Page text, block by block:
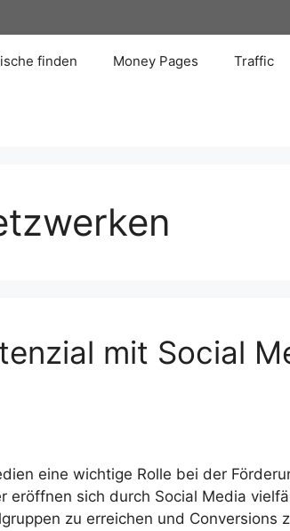
finden Money Pages Traffic
mit Social
eine wichtige Rolle bei der
eröffnen sich durch Social Media
zu erreichen und Conversions